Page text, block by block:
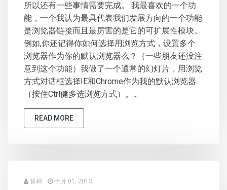
所以还有一些事情需要完成。 我最喜欢的一个功
能，一个我认为最具代表我们发展方向的一个功能
是浏览器链接而且最厉害的是它的可扩展性模块。
例如,你还记得你如何选择用浏览方式，设置多个
浏览器作为你的默认浏览器么？（一些朋友还没注
意到这个功能）我做了一个通常的幻灯片，用浏览
方式对话框选择IE和Chrome作为我的默认浏览器
（按住Ctrl健多选浏览方式）。...
READ MORE
算神 十月 01, 2013